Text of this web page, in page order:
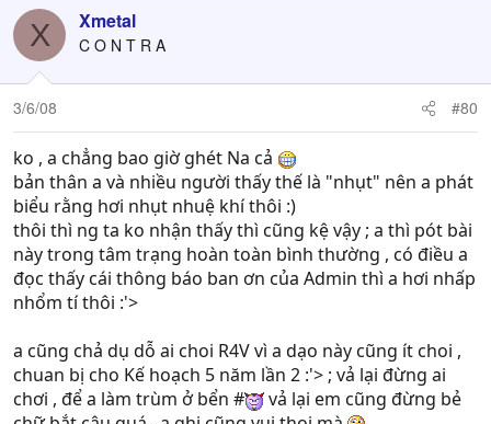
X Xmetal
C O N T R A
3/6/08 #80
ko , a chẳng bao giờ ghét Na cả
bản thân a và nhiều người thấy thế là "nhụt" nên a phát
biểu rằng hơi nhụt nhuệ khí thôi :)
thôi thì ng ta ko nhận thấy thì cũng kệ vậy ; a thì pót bài
này trong tâm trạng hoàn toàn bình thường , có điều a
đọc thấy cái thông báo ban ơn của Admin thì a hơi nhấp
nhổm tí thôi :'>
a cũng chả dụ dỗ ai choi R4V vì a dạo này cũng ít choi ,
chuan bị cho Kế hoạch 5 năm lần 2 :'> ; vả lại đừng ai
chơi , để a làm trùm ở bển #
vả lại em cũng đừng bẻ